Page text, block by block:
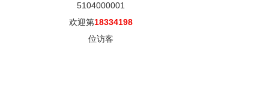
5104000001
欢迎第18334198
位访客